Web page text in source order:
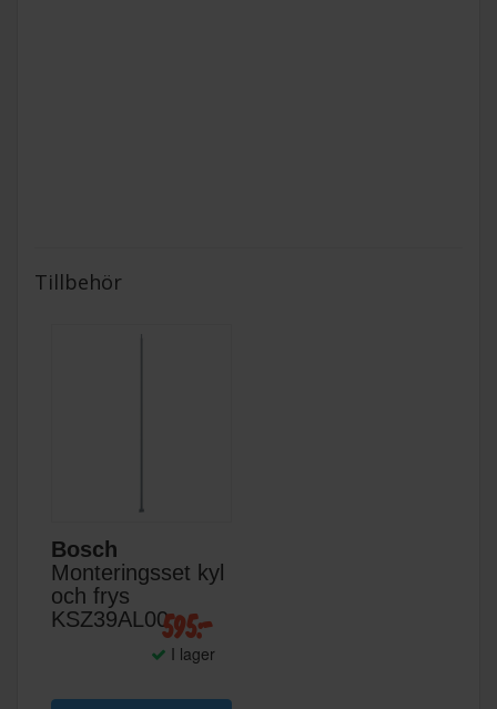
Tillbehör
Bosch
Monteringsset kyl
och frys
KSZ39AL00595:-
I lager